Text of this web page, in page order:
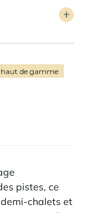
de gamme
pistes, ce
chalets et